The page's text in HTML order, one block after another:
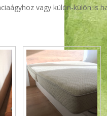
vagy külön-külön is